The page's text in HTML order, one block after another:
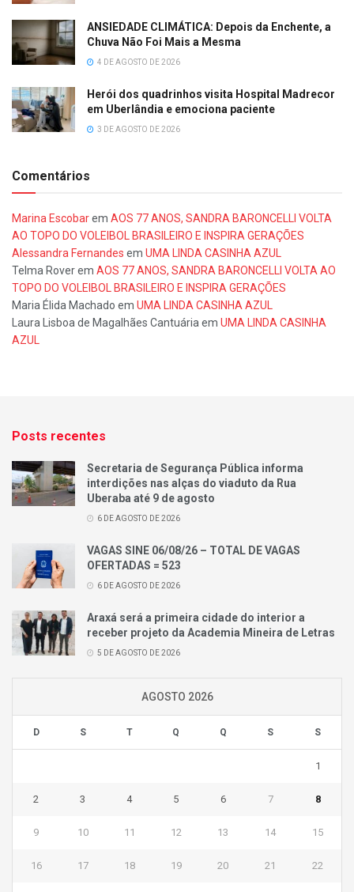
ANSIEDADE CLIMÁTICA: Depois da Enchente, a
Chuva Não Foi Mais a Mesma
4 DE AGOSTO DE 2026
Herói dos quadrinhos visita Hospital Madrecor
em Uberlândia e emociona paciente
3 DE AGOSTO DE 2026
Comentários
Marina Escobarem AOS 77 ANOS, SANDRA BARONCELLI VOLTA
AO TOPO DO VOLEIBOL BRASILEIRO E INSPIRA GERAÇÕES
Alessandra Fernandes em UMA LINDA CASINHA AZUL
Telma Roverem AOS 77 ANOS, SANDRA BARONCELLI VOLTA AO
TOPO DO VOLEIBOL BRASILEIRO E INSPIRA GERAÇÕES
Maria Élida Machado em UMA LINDA CASINHA AZUL
Laura Lisboa de Magalhães Cantuária em UMA LINDA CASINHA
AZUL
Posts recentes
Secretaria de Segurança Pública informa
interdições nas alças do viaduto da Rua
Uberaba até 9 de agosto
6 DE AGOSTO DE 2026
VAGAS SINE 06/08/26 – TOTAL DE VAGAS
OFERTADAS = 523
6 DE AGOSTO DE 2026
Araxá será a primeira cidade do interior a
receber projeto da Academia Mineira de Letras
5 DE AGOSTO DE 2026
AGOSTO 2026
D S T Q Q S S
1
2 3 4 5 6 7 8
9 10 11 12 13 14 15
16 17 18 19 20 21 22